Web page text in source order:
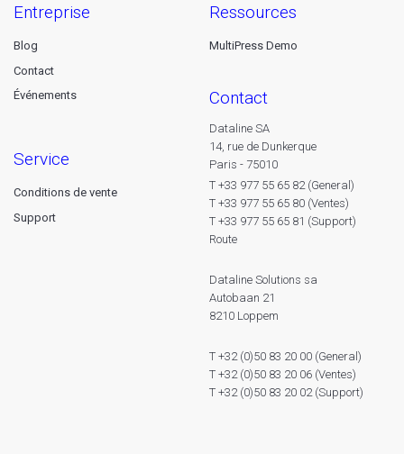
entreprise
Blog
Contact
Événements
service
Conditions de vente
Support
ressources
MultiPress Demo
contact
Dataline SA
14, rue de Dunkerque
Paris - 75010
T +33 977 55 65 82 (General)
T +33 977 55 65 80 (Ventes)
T +33 977 55 65 81 (Support)
Route
Dataline Solutions sa
Autobaan 21
8210 Loppem
T +32 (0)50 83 20 00 (General)
T +32 (0)50 83 20 06 (Ventes)
T +32 (0)50 83 20 02 (Support)